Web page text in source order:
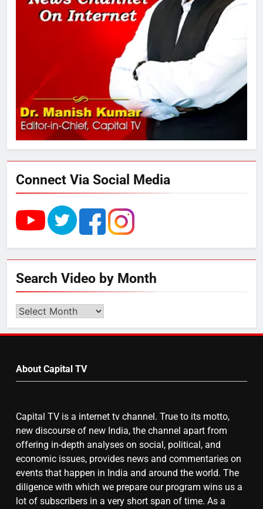
नामकरण करने की मांग को लेकर
अनिश्चितकालीन धरना शुरू
289 एकड़ भूमि पर विकसित होगा कार्बन-
फ्री डेटा सेंटर, हजारों उच्च-कुशल
रोजगार सृजन की संभावना
4
UP में ग्रामीण बिजली आपूर्ति से कृषि,
डेयरी, कुटीर उद्योग और स्वरोजगार को
मिला बढ़ावा
राम की नगरी अयोध्या में आने वाले भक्तों
का स्वागत करेगा लक्ष्मण द्वार
उत्तर प्रदेश में गांवों में बढ़ेंगी सुविधाएं: 67%
बढ़ा पंचायतों का बजट
8
चुनाव से पहले लालू परिवार पर बड़ा झटका,
दिल्ली कोर्ट ने IRCTC घोटाले में आरोप
तय किए
Connect Via Social Media
Search Video by Month
Search
by
About Capital TV
Capital TV is a internet tv channel. True to its motto,
new discourse of new India, the channel apart from
offering in-depth analyses on social, political, and
economic issues, provides news and commentaries on
events that happen in India and around the world. The
diligence with which we prepare our program wins us a
lot of subscribers in a very short span of time. As a